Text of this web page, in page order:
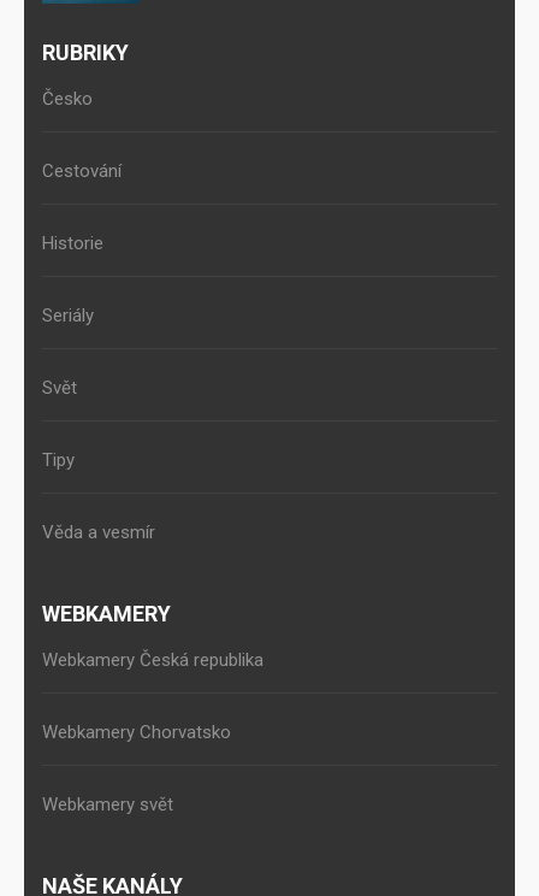
RUBRIKY
Česko
Cestování
Historie
Seriály
Svět
Tipy
Věda a vesmír
WEBKAMERY
Webkamery Česká republika
Webkamery Chorvatsko
Webkamery svět
NAŠE KANÁLY